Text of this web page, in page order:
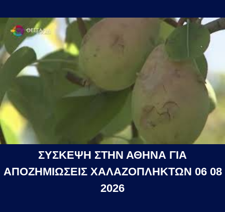
ΣΥΣΚΕΨΗ ΣΤΗΝ ΑΘΗΝΑ ΓΙΑ
ΑΠΟΖΗΜΙΩΣΕΙΣ ΧΑΛΑΖΟΠΛΗΚΤΩΝ 06 08
2026